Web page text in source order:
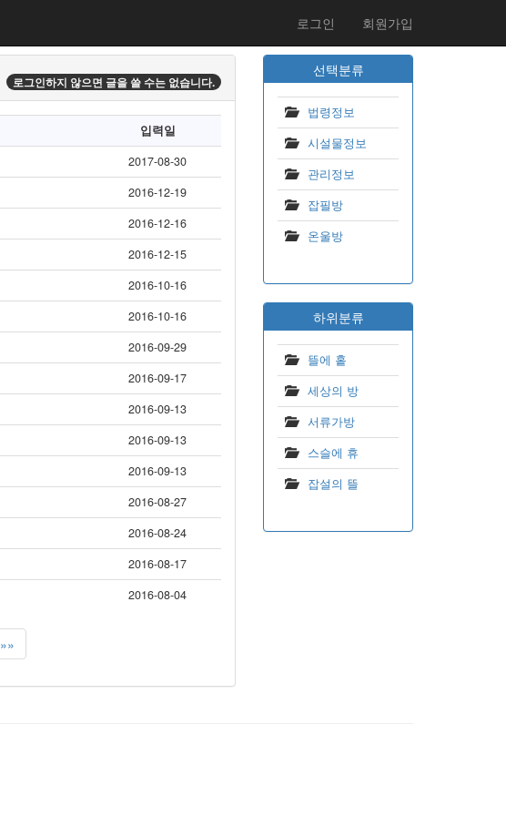
로그인 회원가입
로그인하지 않으면 글을 쓸 수는 없습니다.
입력일
2017-08-30
2016-12-19
2016-12-16
2016-12-15
2016-10-16
2016-10-16
2016-09-29
2016-09-17
2016-09-13
2016-09-13
2016-09-13
2016-08-27
2016-08-24
2016-08-17
2016-08-04
»»
선택분류
법령정보
시설물정보
관리정보
잡필방
온울방
하위분류
뜰에 홑
세상의 방
서류가방
스슬에 휴
잡설의 뜰